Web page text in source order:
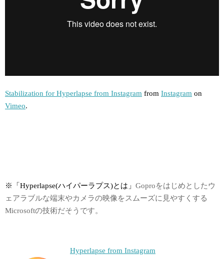
Stabilization for Hyperlapse from Instagram from Instagram on
Vimeo.
※「Hyperlapse(ハイパーラプス)とは」 Goproをはじめとしたウ
ェアラブルな端末やカメラの映像をスムーズに見やすくする
Microsoftの技術だそうです。
Hyperlapse from Instagram